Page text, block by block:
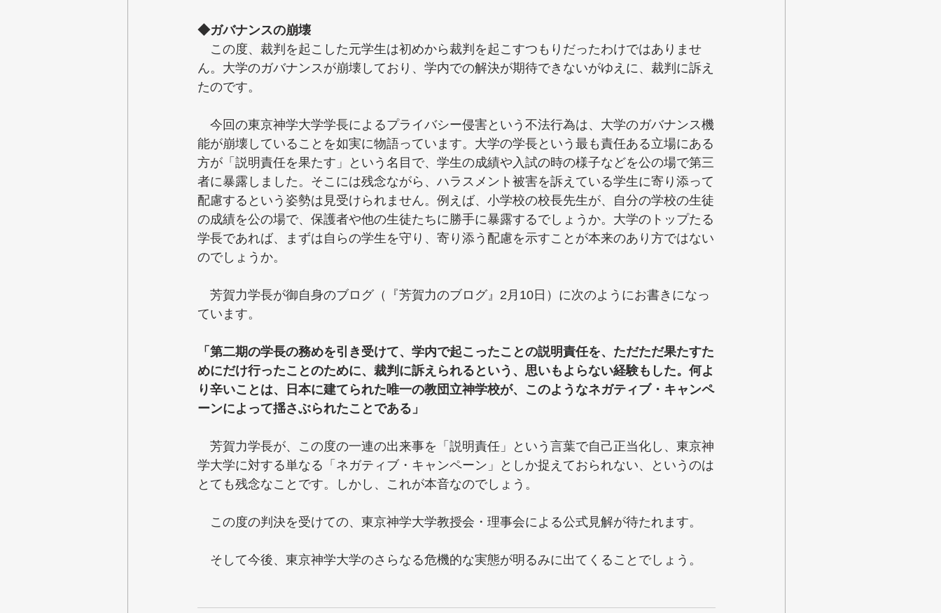
◆ガバナンスの崩壊
この度、裁判を起こした元学生は初めから裁判を起こすつもりだったわけではありませ
ん。大学のガバナンスが崩壊しており、学内での解決が期待できないがゆえに、裁判に訴え
たのです。
今回の東京神学大学学長によるプライバシー侵害という不法行為は、大学のガバナンス機
能が崩壊していることを如実に物語っています。大学の学長という最も責任ある立場にある
方が「説明責任を果たす」という名目で、学生の成績や入試の時の様子などを公の場で第三
者に暴露しました。そこには残念ながら、ハラスメント被害を訴えている学生に寄り添って
配慮するという姿勢は見受けられません。例えば、小学校の校長先生が、自分の学校の生徒
の成績を公の場で、保護者や他の生徒たちに勝手に暴露するでしょうか。大学のトップたる
学長であれば、まずは自らの学生を守り、寄り添う配慮を示すことが本来のあり方ではない
のでしょうか。
芳賀力学長が御自身のブログ（『芳賀力のブログ』2月10日）に次のようにお書きになっ
ています。
「第二期の学長の務めを引き受けて、学内で起こったことの説明責任を、ただただ果たすた
めにだけ行ったことのために、裁判に訴えられるという、思いもよらない経験もした。何よ
り辛いことは、日本に建てられた唯一の教団立神学校が、このようなネガティブ・キャンペ
ーンによって揺さぶられたことである」
芳賀力学長が、この度の一連の出来事を「説明責任」という言葉で自己正当化し、東京神
学大学に対する単なる「ネガティブ・キャンペーン」としか捉えておられない、というのは
とても残念なことです。しかし、これが本音なのでしょう。
この度の判決を受けての、東京神学大学教授会・理事会による公式見解が待たれます。
そして今後、東京神学大学のさらなる危機的な実態が明るみに出てくることでしょう。